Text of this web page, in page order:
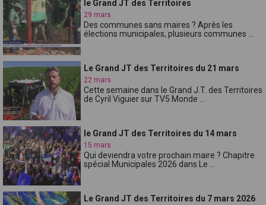
le Grand JT des Territoires
29 mars
Des communes sans maires ? Après les
élections municipales, plusieurs communes ...
Le Grand JT des Territoires du 21 mars
22 mars
Cette semaine dans le Grand J.T. des Territoires
de Cyril Viguier sur TV5 Monde ...
le Grand JT des Territoires du 14 mars
15 mars
Qui deviendra votre prochain maire ? Chapitre
spécial Municipales 2026 dans Le ...
Le Grand JT des Territoires du 7 mars 2026